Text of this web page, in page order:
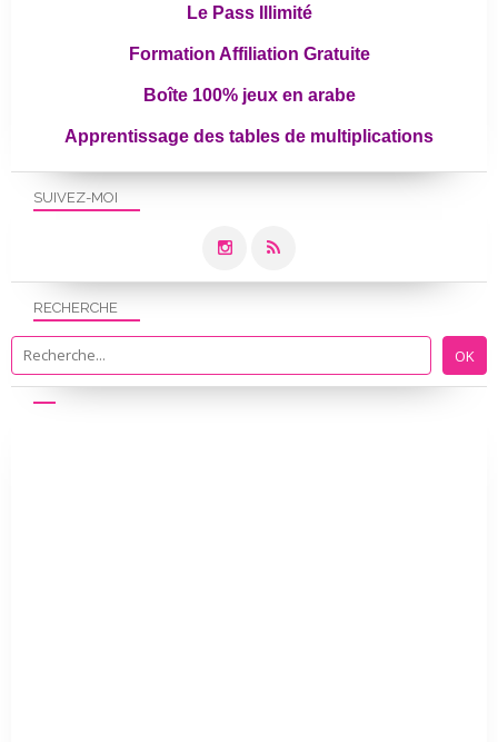
SUIVEZ-MOI
RECHERCHE
Le Pass Illimité
Formation Affiliation Gratuite
Boîte 100% jeux en arabe
Apprentissage des tables de multiplications